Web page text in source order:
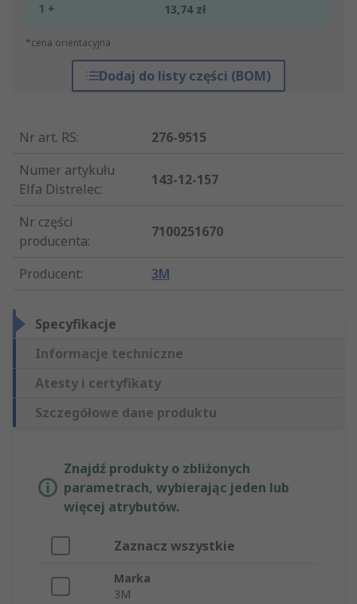
1 + 13,74 zł
*cena orientacyjna
Dodaj do listy części (BOM)
Nr art. RS:
276-9515
Numer artykułu
Elfa Distrelec:
143-12-157
Nr części
producenta:
7100251670
Producent: 3M
Specyfikacje
Informacje techniczne
Atesty i certyfikaty
Szczegółowe dane produktu
Znajdź produkty o zbliżonych
parametrach, wybierając jeden lub
więcej atrybutów.
Zaznacz wszystkie
Marka
3M